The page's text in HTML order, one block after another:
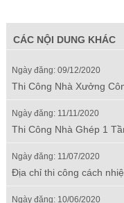
CÁC NỘI DUNG KHÁC
Ngày đăng: 09/12/2020
Thi Công Nhà Xưởng
Ngày đăng: 11/11/2020
Thi Công Nhà Ghép 1
Ngày đăng: 11/07/2020
Địa chỉ thi công cách
Ngày đăng: 10/06/2020